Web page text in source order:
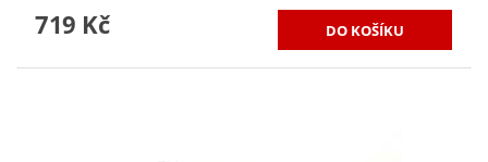
719 Kč